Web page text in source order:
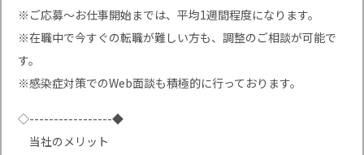
※ご応募〜お仕事開始までは、平均1週間程度になります。
※在職中で今すぐの転職が難しい方も、調整のご相談が可能で
す。
※感染症対策でのWeb面談も積極的に行っております。
◇-----------------◆
当社のメリット